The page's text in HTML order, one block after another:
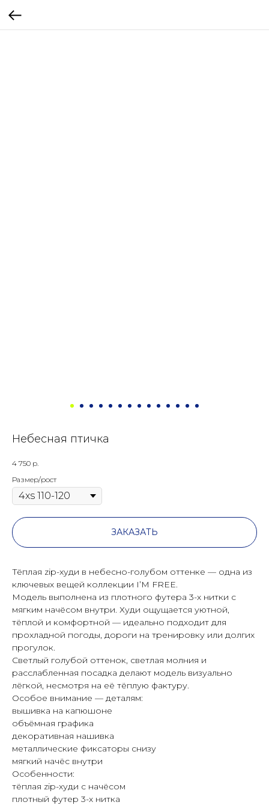
Небесная птичка
4 750 р.
Размер/рост
ЗАКАЗАТЬ
Тёплая zip-худи в небесно-голубом оттенке — одна из
ключевых вещей коллекции I’M FREE.
Модель выполнена из плотного футера 3-х нитки с
мягким начёсом внутри. Худи ощущается уютной,
тёплой и комфортной — идеально подходит для
прохладной погоды, дороги на тренировку или долгих
прогулок.
Светлый голубой оттенок, светлая молния и
расслабленная посадка делают модель визуально
лёгкой, несмотря на её тёплую фактуру.
Особое внимание — деталям:
вышивка на капюшоне
объёмная графика
декоративная нашивка
металлические фиксаторы снизу
мягкий начёс внутри
Особенности:
тёплая zip-худи с начёсом
плотный футер 3-х нитка